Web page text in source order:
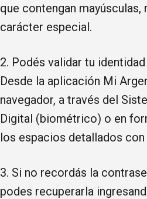
que contengan mayúsculas,
carácter especial.
2. Podés validar tu
Desde la aplicación Mi
navegador, a través del
Digital (biométrico) o en
los espacios detallados
3. Si no recordás la
podes recuperarla